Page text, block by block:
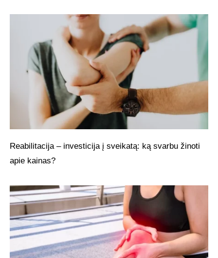
Reabilitacija – investicija į sveikatą: ką svarbu žinoti
apie kainas?